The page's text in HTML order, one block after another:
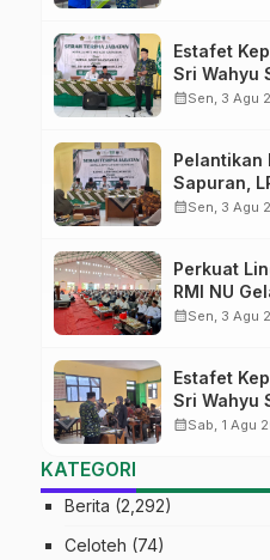
Estafet
Sri Wahyu
MTs
calendar_monthSen, 3 Agu
Pelantikan
Sapuran,
Tekankan
calendar_monthSen, 3 Agu
Perkuat
RMI NU
di Pati
calendar_monthSen, 3 Agu
Estafet
Sri Wahyu
MTs
calendar_monthSab, 1 Agu
KATEGORI
Berita (2,292)
Celoteh (74)